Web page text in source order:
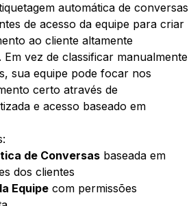
automática de conversas
de acesso da equipe para criar
ao cliente altamente
vez de classificar manualmente
sua equipe pode focar nos
certo através de
e acesso baseado em
de Conversas baseada em
dos clientes
Equipe com permissões